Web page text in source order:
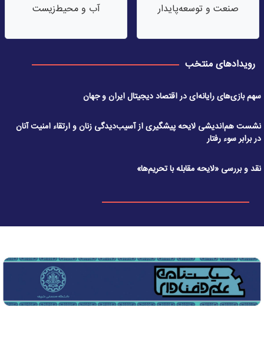
صنعت‌ و توسعه‌پایدار آب‌ و محیط‌زیست
رویدادهای منتخب
سهم بازی‌های رایانه‌ای در اقتصاد دیجیتال ایران و جهان
نشست هم‌اندیشی لایحه پیشگیری از آسیب‌دیدگی زنان و ارتقاء امنیت آنان
در برابر سوء رفتار
نقد و بررسی «لایحه مقابله با تحریم‌ها»